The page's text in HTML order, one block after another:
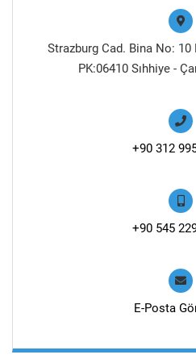
Strazburg Cad. Bina No: 10
PK:06410 Sıhhiye -
+90 312
+90 545
E-Posta